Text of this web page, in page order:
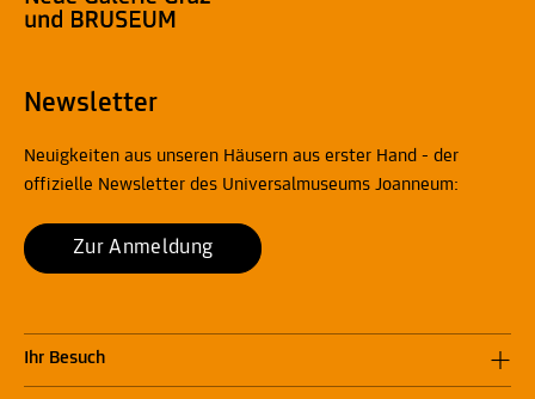
Newsletter
Neuigkeiten aus unseren Häusern aus erster Hand - der
offizielle Newsletter des Universalmuseums Joanneum:
Zur Anmeldung
Ihr Besuch